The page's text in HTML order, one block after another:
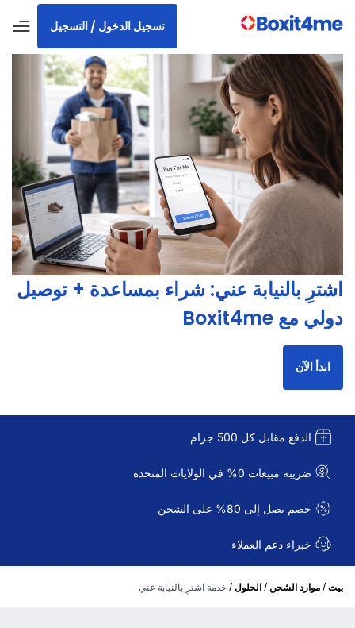
تسجيل الدخول / التسجيل
اشترِ بالنيابة عني: شراء بمساعدة + توصيل
دولي مع Boxit4me
ابدأ الآن
الدفع مقابل كل 500 جرام
ضريبة مبيعات 0% في الولايات المتحدة
خصم يصل إلى 80% على الشحن
خبراء دعم العملاء
بيت / موارد الشحن / الحلول / خدمة اشترِ بالنيابة عني